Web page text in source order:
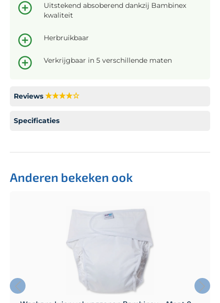
Uitstekend absoberend dankzij Bambinex
kwaliteit
Herbruikbaar
Verkrijgbaar in 5 verschillende maten
Reviews
Specificaties
Anderen bekeken ook